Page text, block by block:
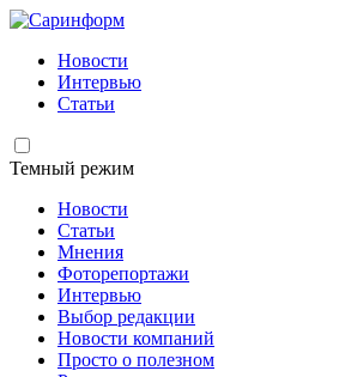
Новости
Интервью
Статьи
Темный режим
Новости
Статьи
Мнения
Фоторепортажи
Интервью
Выбор редакции
Новости компаний
Просто о полезном